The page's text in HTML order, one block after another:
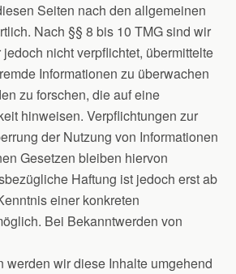
Seiten nach den allgemeinen
Nach §§ 8 bis 10 TMG sind wir
nicht verpflichtet, übermittelte
Informationen zu überwachen
zu forschen, die auf eine
hinweisen. Verpflichtungen zur
der Nutzung von Informationen
Gesetzen bleiben hiervon
Haftung ist jedoch erst ab
einer konkreten
Bei Bekanntwerden von
werden wir diese Inhalte umgehend